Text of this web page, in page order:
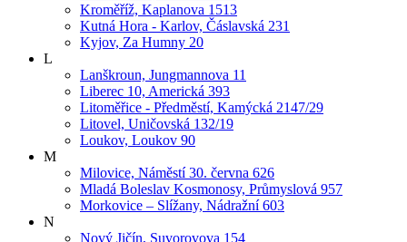
Kroměříž, Kaplanova 1513
Kutná Hora - Karlov, Čáslavská 231
Kyjov, Za Humny 20
L
Lanškroun, Jungmannova 11
Liberec 10, Americká 393
Litoměřice - Předměstí, Kamýcká 2147/29
Litovel, Uničovská 132/19
Loukov, Loukov 90
M
Milovice, Náměstí 30. června 626
Mladá Boleslav Kosmonosy, Průmyslová 957
Morkovice – Slížany, Nádražní 603
N
Nový Jičín, Suvorovova 154